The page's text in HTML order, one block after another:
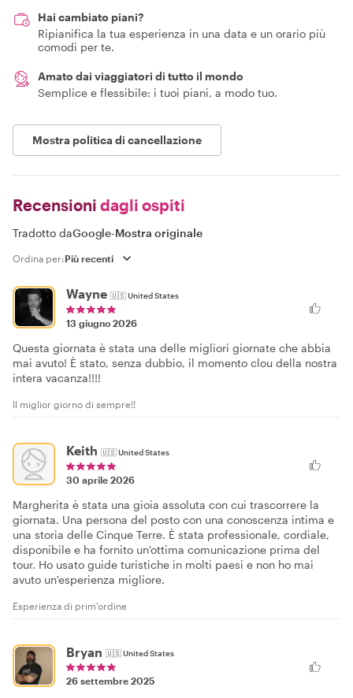
Hai cambiato piani?
Ripianifica la tua esperienza in una data e un orario più
comodi per te.
Amato dai viaggiatori di tutto il mondo
Semplice e flessibile: i tuoi piani, a modo tuo.
Mostra politica di cancellazione
Recensioni dagli ospiti
Tradotto daGoogle-Mostra originale
Ordina per:
Wayne 🇺🇸United States
13 giugno 2026
Questa giornata è stata una delle migliori giornate che abbia
mai avuto! È stato, senza dubbio, il momento clou della nostra
intera vacanza!!!!
Il miglior giorno di sempre!!
Keith 🇺🇸United States
30 aprile 2026
Margherita è stata una gioia assoluta con cui trascorrere la
giornata. Una persona del posto con una conoscenza intima e
una storia delle Cinque Terre. È stata professionale, cordiale,
disponibile e ha fornito un'ottima comunicazione prima del
tour. Ho usato guide turistiche in molti paesi e non ho mai
avuto un'esperienza migliore.
Esperienza di prim'ordine
Bryan 🇺🇸United States
26 settembre 2025